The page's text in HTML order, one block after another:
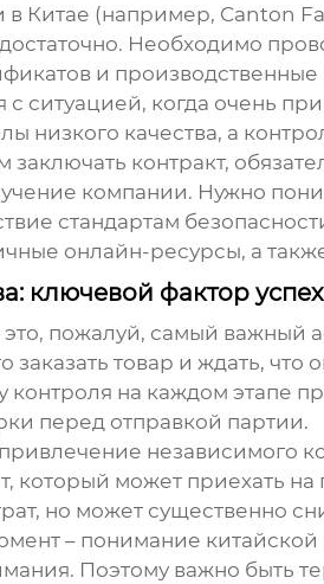
Китае (например, Canton
Необходимо
и
с ситуацией, когда очень
низкого качества, а
заключать контракт,
компании. Нужно
стандартам
онлайн-ресурсы, а
ключевой фактор
это, пожалуй, самый важный
заказать товар и ждать,
контроля на каждом этапе
перед отправкой партии.
независимого
который может приехать на
но может существенно
– понимание китайской
Поэтому важно быть